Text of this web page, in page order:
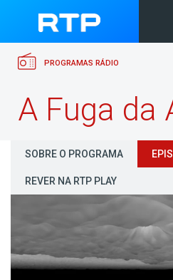
PROGRAMAS RÁDIO
A Fuga da
SOBRE O PROGRAMA
REVER NA RTP PLAY